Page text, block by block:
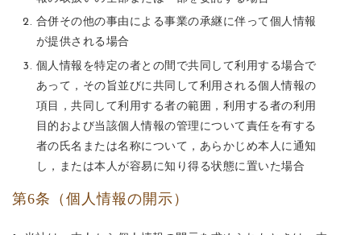
合併その他の事由による事業の承継に伴って個人情報
が提供される場合
個人情報を特定の者との間で共同して利用する場合で
あって，その旨並びに共同して利用される個人情報の
項目，共同して利用する者の範囲，利用する者の利用
目的および当該個人情報の管理について責任を有する
者の氏名または名称について，あらかじめ本人に通知
し，または本人が容易に知り得る状態に置いた場合
第6条（個人情報の開示）